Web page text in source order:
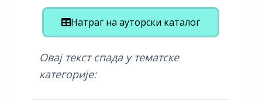
Натраг на ауторски каталог
Овај текст спада у тематске
категорије: